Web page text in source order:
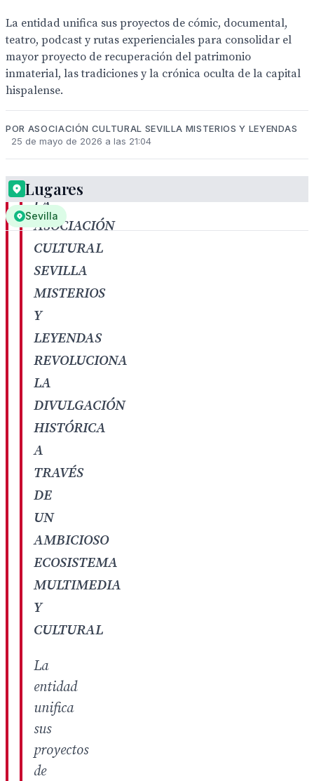
La entidad unifica sus proyectos de cómic, documental,
teatro, podcast y rutas experienciales para consolidar el
mayor proyecto de recuperación del patrimonio
inmaterial, las tradiciones y la crónica oculta de la capital
hispalense.
POR ASOCIACIÓN CULTURAL SEVILLA MISTERIOS Y LEYENDAS
25 de mayo de 2026 a las 21:04
LA
ASOCIACIÓN
CULTURAL
SEVILLA
MISTERIOS
Y
LEYENDAS
REVOLUCIONA
LA
DIVULGACIÓN
HISTÓRICA
A
TRAVÉS
DE
UN
AMBICIOSO
ECOSISTEMA
MULTIMEDIA
Y
CULTURAL
La
entidad
unifica
sus
proyectos
de
Lugares
Sevilla